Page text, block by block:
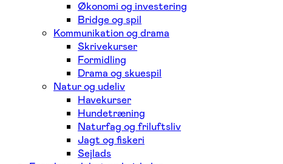
Økonomi og investering
Bridge og spil
Kommunikation og drama
Skrivekurser
Formidling
Drama og skuespil
Natur og udeliv
Havekurser
Hundetræning
Naturfag og friluftsliv
Jagt og fiskeri
Sejlads